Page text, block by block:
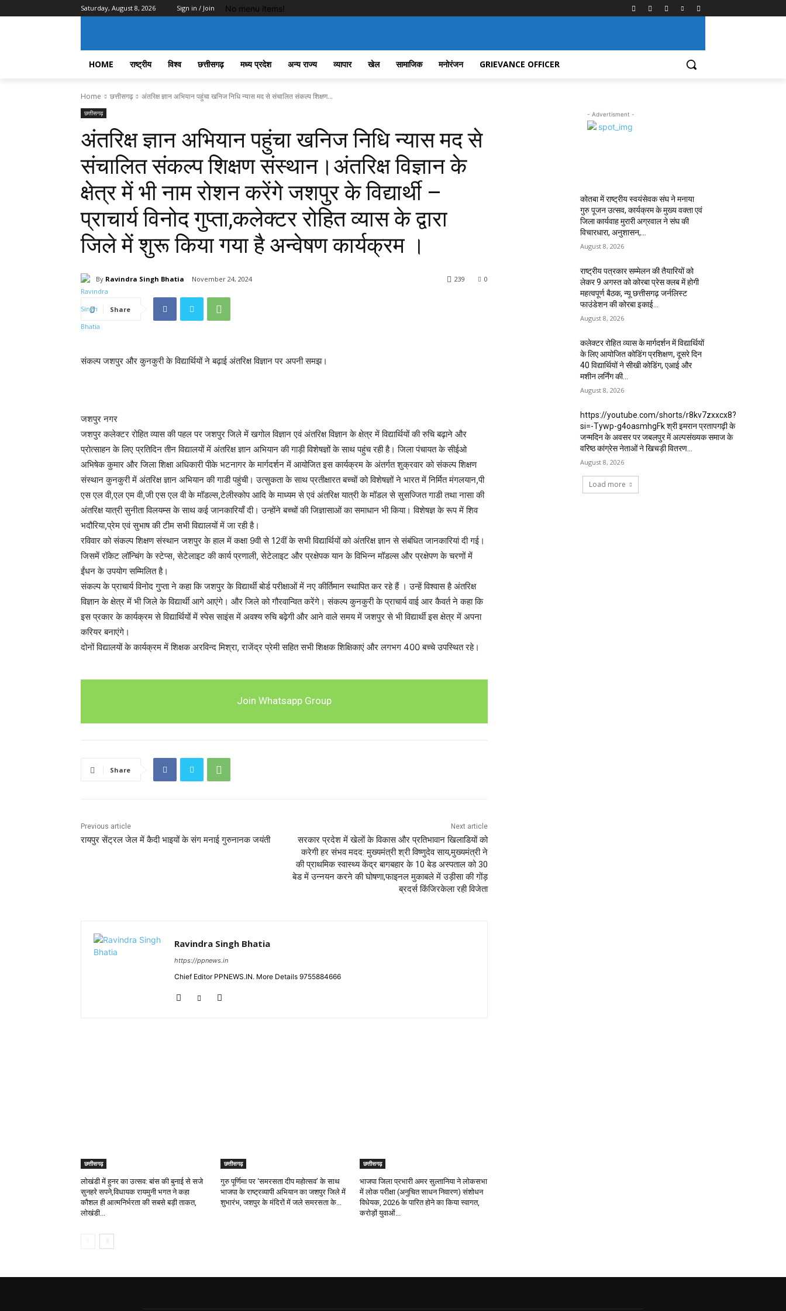
Saturday, August 8, 2026 Sign in / Join No menu items!
HOME राष्ट्रीय विश्व छत्तीसगढ़ मध्य प्रदेश अन्य राज्य व्यापार खेल सामाजिक मनोरंजन GRIEVANCE OFFICER
Home छत्तीसगढ़ अंतरिक्ष ज्ञान अभियान पहुंचा खनिज निधि न्यास मद से संचालित संकल्प शिक्षण...
छत्तीसगढ़
अंतरिक्ष ज्ञान अभियान पहुंचा खनिज निधि न्यास मद से
संचालित संकल्प शिक्षण संस्थान।अंतरिक्ष विज्ञान के
क्षेत्र में भी नाम रोशन करेंगे जशपुर के विद्यार्थी –
प्राचार्य विनोद गुप्ता,कलेक्टर रोहित व्यास के द्वारा
जिले में शुरू किया गया है अन्वेषण कार्यक्रम ।
By Ravindra Singh Bhatia November 24, 2024 0
239
Share
संकल्प जशपुर और कुनकुरी के विद्यार्थियों ने बढ़ाई अंतरिक्ष विज्ञान पर अपनी समझ।
जशपुर नगर
जशपुर कलेक्टर रोहित व्यास की पहल पर जशपुर जिले में खगोल विज्ञान एवं अंतरिक्ष विज्ञान के क्षेत्र में विद्यार्थियों की रुचि बढ़ाने और
प्रोत्साहन के लिए प्रतिदिन तीन विद्यालयों में अंतरिक्ष ज्ञान अभियान की गाड़ी विशेषज्ञों के साथ पहुंच रही है। जिला पंचायत के सीईओ
अभिषेक कुमार और जिला शिक्षा अधिकारी पीके भटनागर के मार्गदर्शन में आयोजित इस कार्यक्रम के अंतर्गत शुक्रवार को संकल्प शिक्षण
संस्थान कुनकुरी में अंतरिक्ष ज्ञान अभियान की गाडी पहुंची। उत्सुकता के साथ प्रतीक्षारत बच्चों को विशेषज्ञों ने भारत में निर्मित मंगलयान,पी
एस एल वी,एल एम वी,जी एस एल वी के मॉडल्स,टेलीस्कोप आदि के माध्यम से एवं अंतरिक्ष यात्री के मॉडल से सुसज्जित गाडी तथा नासा की
अंतरिक्ष यात्री सुनीता विलयम्स के साथ कई जानकारियाँ दी। उन्होंने बच्चों की जिज्ञासाओं का समाधान भी किया। विशेषज्ञ के रूप में शिव
भदौरिया,प्रेम एवं सुभाष की टीम सभी विद्यालयों में जा रही है।
रविवार को संकल्प शिक्षण संस्थान जशपुर के हाल में कक्षा 9वी से 12वीं के सभी विद्यार्थियों को अंतरिक्ष ज्ञान से संबंधित जानकारियां दी गई।
जिसमें रॉकेट लॉन्चिंग के स्टेप्स, सेटेलाइट की कार्य प्रणाली, सेटेलाइट और प्रक्षेपक यान के विभिन्न मॉडल्स और प्रक्षेपण के चरणों में
ईंधन के उपयोग सम्मिलित है।
संकल्प के प्राचार्य विनोद गुप्ता ने कहा कि जशपुर के विद्यार्थी बोर्ड परीक्षाओं में नए कीर्तिमान स्थापित कर रहे हैं । उन्हें विश्वास है अंतरिक्ष
विज्ञान के क्षेत्र में भी जिले के विद्यार्थी आगे आएंगे। और जिले को गौरवान्वित करेंगे। संकल्प कुनकुरी के प्राचार्य वाई आर कैवर्त ने कहा कि
इस प्रकार के कार्यक्रम से विद्यार्थियों में स्पेस साइंस में अवश्य रुचि बढ़ेगी और आने वाले समय में जशपुर से भी विद्यार्थी इस क्षेत्र में अपना
करियर बनाएंगे।
दोनों विद्यालयों के कार्यक्रम में शिक्षक अरविन्द मिश्रा, राजेंद्र प्रेमी सहित सभी शिक्षक शिक्षिकाएं और लगभग 400 बच्चे उपस्थित रहे।
Join Whatsapp Group
Share
Previous article
रायपुर सेंट्रल जेल में कैदी भाइयों के संग मनाई गुरुनानक जयंती
Next article
सरकार प्रदेश में खेलों के विकास और प्रतिभावान खिलाडियों को
करेगी हर संभव मदद: मुख्यमंत्री श्री विष्णुदेव साय,मुख्यमंत्री ने
की प्राथमिक स्वास्थ्य केंद्र बागबहार के 10 बेड अस्पताल को 30
बेड में उन्नयन करने की घोषणा,फाइनल मुकाबले में उड़ीसा की गोंड़
ब्रदर्स किंजिरकेला रही विजेता
Ravindra Singh Bhatia
https://ppnews.in
Chief Editor PPNEWS.IN. More Details 9755884666
छत्तीसगढ़
लोखंडी में हुनर का उत्सव: बांस की बुनाई से सजे
सुनहरे सपने,विधायक रायमुनी भगत ने कहा
कौशल ही आत्मनिर्भरता की सबसे बड़ी ताकत,
लोखंडी...
छत्तीसगढ़
गुरु पूर्णिमा पर ‘समरसता दीप महोत्सव’ के साथ
भाजपा के राष्ट्रव्यापी अभियान का जशपुर जिले में
शुभारंभ, जशपुर के मंदिरों में जले समरसता के...
छत्तीसगढ़
भाजपा जिला प्रभारी अमर सुल्तानिया ने लोकसभा
में लोक परीक्षा (अनुचित साधन निवारण) संशोधन
विधेयक, 2026 के पारित होने का किया स्वागत,
करोड़ों युवाओं...
- Advertisment -
कोतबा में राष्ट्रीय स्वयंसेवक संघ ने मनाया
गुरु पूजन उत्सव, कार्यक्रम के मुख्य वक्ता एवं
जिला कार्यवाह मुरारी अग्रवाल ने संघ की
विचारधारा, अनुशासन,...
August 8, 2026
राष्ट्रीय पत्रकार सम्मेलन की तैयारियों को
लेकर 9 अगस्त को कोरबा प्रेस क्लब में होगी
महत्वपूर्ण बैठक, न्यू छत्तीसगढ़ जर्नलिस्ट
फाउंडेशन की कोरबा इकाई...
August 8, 2026
कलेक्टर रोहित व्यास के मार्गदर्शन में विद्यार्थियों
के लिए आयोजित कोडिंग प्रशिक्षण, दूसरे दिन
40 विद्यार्थियों ने सीखी कोडिंग, एआई और
मशीन लर्निंग की...
August 8, 2026
https://youtube.com/shorts/r8kv7zxxcx8?
si=-Tywp-g4oasmhgFk श्री इमरान प्रतापगढ़ी के
जन्मदिन के अवसर पर जबलपुर में अल्पसंख्यक समाज के
वरिष्ठ कांग्रेस नेताओं ने खिचड़ी वितरण...
August 8, 2026
Load more